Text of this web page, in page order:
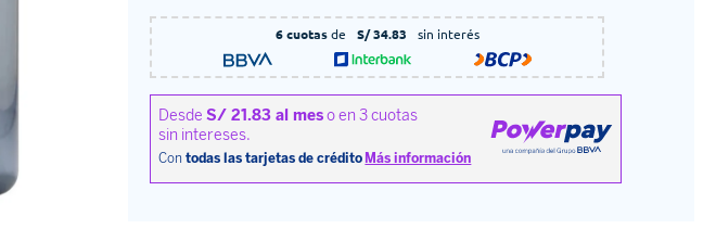
6 cuotasde S/ 34.83 sin interés